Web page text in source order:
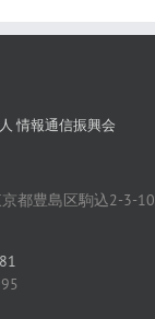
情報通信振興会
都豊島区駒込2-3-10